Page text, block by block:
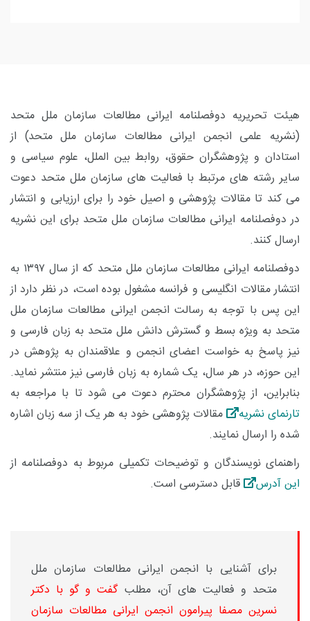
هیئت تحریریه دوفصلنامه ایرانی مطالعات سازمان ملل متحد
(نشریه علمی انجمن ایرانی مطالعات سازمان ملل متحد) از
استادان و پژوهشگران حقوق، روابط بین الملل، علوم سیاسی و
سایر رشته های مرتبط با فعالیت های سازمان ملل متحد دعوت
می کند تا مقالات پژوهشی و اصیل خود را برای ارزیابی و انتشار
در دوفصلنامه ایرانی مطالعات سازمان ملل متحد برای این نشریه
ارسال کنند.
دوفصلنامه ایرانی مطالعات سازمان ملل متحد که از سال ۱۳۹۷ به
انتشار مقالات انگلیسی و فرانسه مشغول بوده است، در نظر دارد از
این پس با توجه به رسالت انجمن ایرانی مطالعات سازمان ملل
متحد به ویژه بسط و گسترش دانش ملل متحد به زبان فارسی و
نیز پاسخ به خواست اعضای انجمن و علاقمندان به پژوهش در
این حوزه، در هر سال، یک شماره به زبان فارسی نیز منتشر نماید.
بنابراین، از پژوهشگران محترم دعوت می شود تا با مراجعه به
تارنمای نشریه
مقالات پژوهشی خود به هر یک از سه زبان اشاره
شده را ارسال نمایند.
راهنمای نویسندگان و توضیحات تکمیلی مربوط به دوفصلنامه از
این آدرس
قابل دسترسی است.
برای آشنایی با انجمن ایرانی مطالعات سازمان ملل
متحد و فعالیت های آن، مطلبگفت و گو با دکتر
نسرین مصفا پیرامون انجمن ایرانی مطالعات سازمان